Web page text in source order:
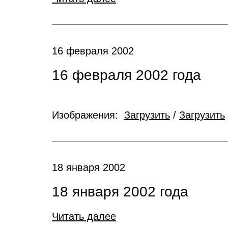
16 февраля 2002
16 февраля 2002 года
Изображения: Загрузить / Загрузить
18 января 2002
18 января 2002 года
Читать далее